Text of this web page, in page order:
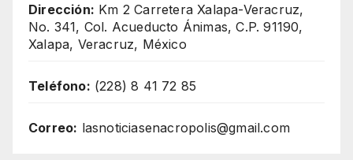
Dirección: Km 2 Carretera Xalapa-Veracruz,
No. 341, Col. Acueducto Ánimas, C.P. 91190,
Xalapa, Veracruz, México
Teléfono: (228) 8 41 72 85
Correo: lasnoticiasenacropolis@gmail.com